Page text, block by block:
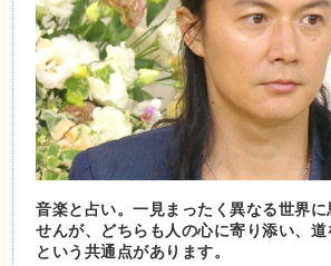
音楽と占い。一見まったく異なる世界に
せんが、どちらも人の心に寄り添い、
という共通点があります。